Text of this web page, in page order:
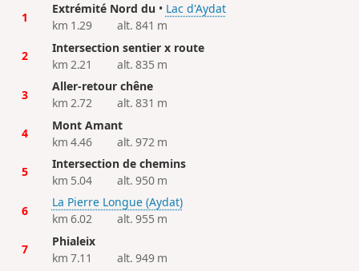
1
Extrémité Nord du • Lac d'Aydat
km 1.29
alt. 841 m
2
Intersection sentier x route
km 2.21
alt. 835 m
3
Aller-retour chêne
km 2.72
alt. 831 m
4
Mont Amant
km 4.46
alt. 972 m
5
Intersection de chemins
km 5.04
alt. 950 m
6
La Pierre Longue (Aydat)
km 6.02
alt. 955 m
7
Phialeix
km 7.11
alt. 949 m